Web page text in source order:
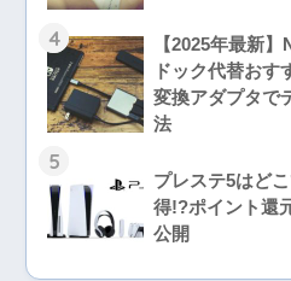
4
【2025年最新
ドック代替おす
変換アダプタで
法
5
プレステ5はど
得!?ポイント還
公開